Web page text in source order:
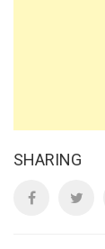
SHARING